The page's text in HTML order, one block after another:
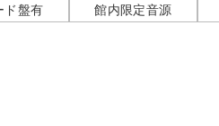
ド盤有 館内限定音源